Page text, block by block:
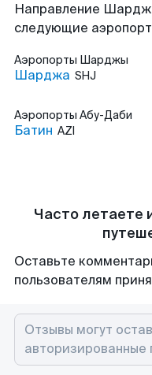
Направление
следующие
Аэропорты Шарджы
Шарджа SHJ
Аэропорты Абу-Даби
Батин AZI
Часто летаете
Оставьте
пользователям